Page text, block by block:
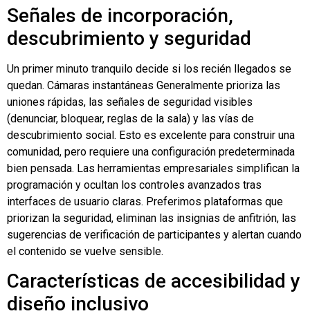
Señales de incorporación,
descubrimiento y seguridad
Un primer minuto tranquilo decide si los recién llegados se
quedan. Cámaras instantáneas Generalmente prioriza las
uniones rápidas, las señales de seguridad visibles
(denunciar, bloquear, reglas de la sala) y las vías de
descubrimiento social. Esto es excelente para construir una
comunidad, pero requiere una configuración predeterminada
bien pensada. Las herramientas empresariales simplifican la
programación y ocultan los controles avanzados tras
interfaces de usuario claras. Preferimos plataformas que
priorizan la seguridad, eliminan las insignias de anfitrión, las
sugerencias de verificación de participantes y alertan cuando
el contenido se vuelve sensible.
Características de accesibilidad y
diseño inclusivo